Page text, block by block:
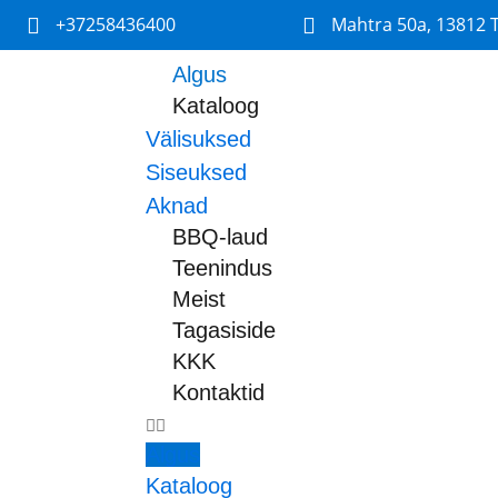
+37258436400 Mahtra 50a, 13812
Algus
Kataloog
Välisuksed
Siseuksed
Aknad
BBQ-laud
Teenindus
Meist
Tagasiside
KKK
Kontaktid
Kataloog